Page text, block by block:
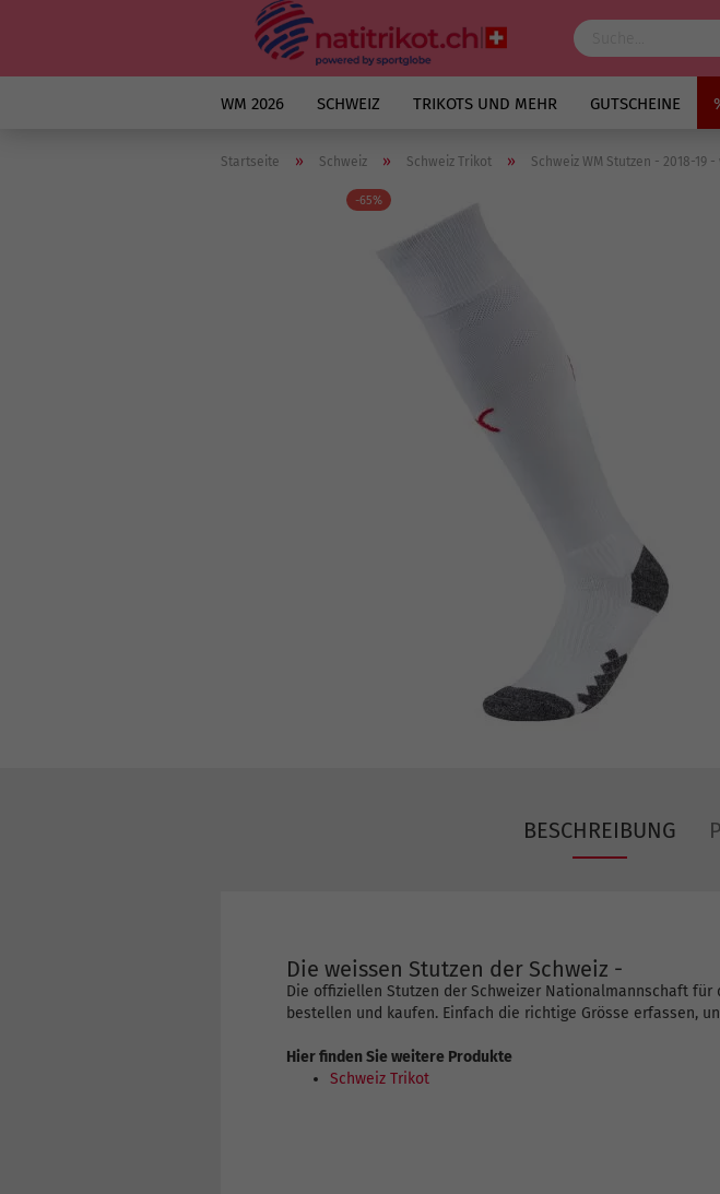
WM 2026 SCHWEIZ TRIKOTS UND MEHR GUTSCHEINE
Startseite » Schweiz » Schweiz Trikot » Schweiz WM Stutzen - 2018-19 -
-65%
BESCHREIBUNG
Die weissen Stutzen der Schweiz -
Die offiziellen Stutzen der Schweizer Nationalmannschaft
bestellen und kaufen. Einfach die richtige Grösse erfassen,
Hier finden Sie weitere Produkte
Schweiz Trikot